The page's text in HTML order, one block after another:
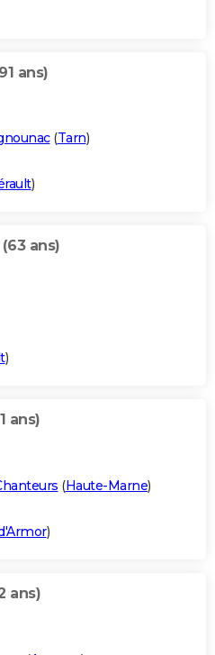
ans)
(Tarn)
)
(63 ans)
)
ans)
(Haute-Marne)
)
ans)